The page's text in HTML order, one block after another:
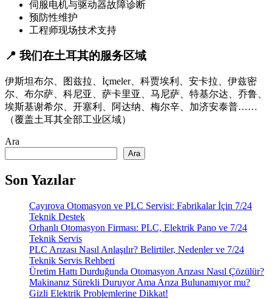
伺服电机与驱动器故障诊断
预防性维护
工程师现场技术支持
📍 我们在土耳其的服务区域
伊斯坦布尔、图兹拉、İçmeler、科贾埃利、安卡拉、伊兹密
尔、布尔萨、科尼亚、萨卡里亚、马尼萨、特基尔达、乔鲁、
埃斯基谢希尔、开塞利、阿达纳、梅尔辛、加济安泰普……
（覆盖土耳其全部工业区域）
Ara
Ara
Son Yazılar
Çayırova Otomasyon ve PLC Servisi: Fabrikalar İçin 7/24
Teknik Destek
Orhanlı Otomasyon Firması: PLC, Elektrik Pano ve 7/24
Teknik Servis
PLC Arızası Nasıl Anlaşılır? Belirtiler, Nedenler ve 7/24
Teknik Servis Rehberi
Üretim Hattı Durduğunda Otomasyon Arızası Nasıl Çözülür?
Makinanız Sürekli Duruyor Ama Arıza Bulunamıyor mu?
Gizli Elektrik Problemlerine Dikkat!